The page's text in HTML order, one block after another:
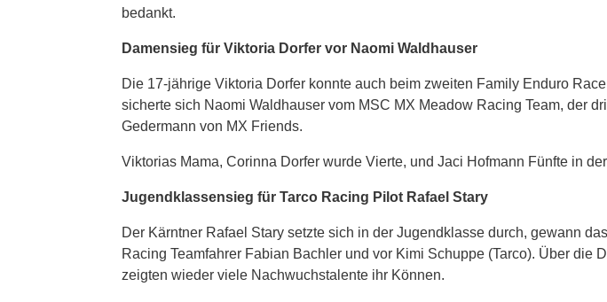
bedankt.
Damensieg für Viktoria Dorfer vor Naomi Waldhauser
Die 17-jährige Viktoria Dorfer konnte auch beim zweiten Family Enduro
sicherte sich Naomi Waldhauser vom MSC MX Meadow Racing Team, der
Gedermann von MX Friends.
Viktorias Mama, Corinna Dorfer wurde Vierte, und Jaci Hofmann Fünfte in
Jugendklassensieg für Tarco Racing Pilot Rafael Stary
Der Kärntner Rafael Stary setzte sich in der Jugendklasse durch, gewann
Racing Teamfahrer Fabian Bachler und vor Kimi Schuppe (Tarco). Über die
zeigten wieder viele Nachwuchstalente ihr Können.